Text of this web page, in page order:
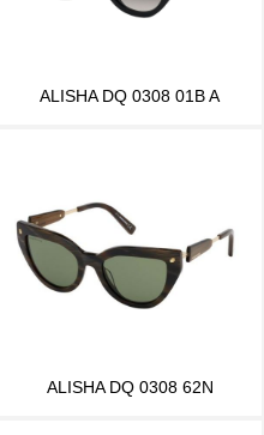
ALISHA DQ 0308 01B A
ALISHA DQ 0308 62N